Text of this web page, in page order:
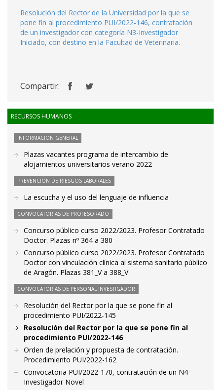
Resolución del Rector de la Universidad por la que se
pone fin al procedimiento PUI/2022-146, contratación
de un investigador con categoría N3-Investigador
Iniciado, con destino en la Facultad de Veterinaria.
Compartir:
RECURSOS HUMANOS
INFORMACIÓN GENERAL
Plazas vacantes programa de intercambio de
alojamientos universitarios verano 2022
PREVENCIÓN DE RIESGOS LABORALES
La escucha y el uso del lenguaje de influencia
CONVOCATORIAS DE PROFESORADO
Concurso público curso 2022/2023. Profesor Contratado
Doctor. Plazas nº 364 a 380
Concurso público curso 2022/2023. Profesor Contratado
Doctor con vinculación clínica al sistema sanitario público
de Aragón. Plazas 381_V a 388_V
CONVOCATORIAS DE PERSONAL INVESTIGADOR
Resolución del Rector por la que se pone fin al
procedimiento PUI/2022-145
Resolución del Rector por la que se pone fin al
procedimiento PUI/2022-146
Orden de prelación y propuesta de contratación.
Procedimiento PUI/2022-162
Convocatoria PUI/2022-170, contratación de un N4-
Investigador Novel